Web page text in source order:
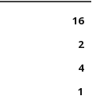
16
2
4
1